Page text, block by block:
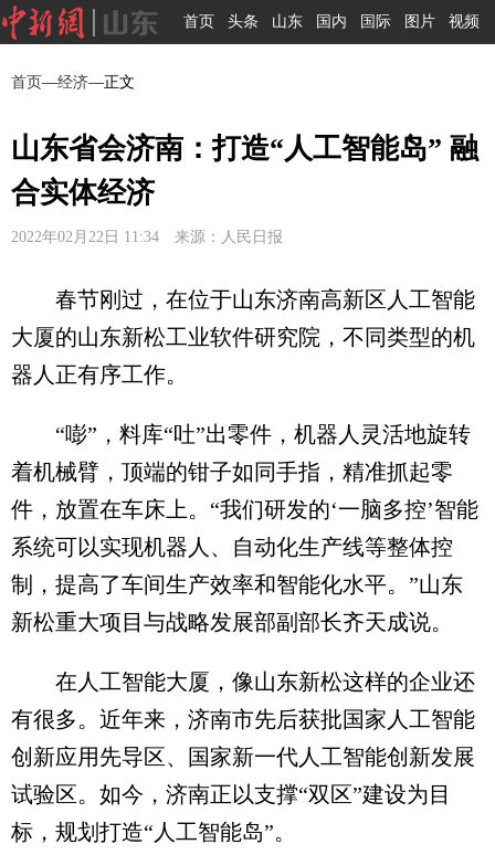
首页 头条 山东 国内 国际 图片 视频
首页—经济—正文
山东省会济南：打造“人工智能岛” 融
合实体经济
2022年02月22日 11:34 来源：人民日报
春节刚过，在位于山东济南高新区人工智能
大厦的山东新松工业软件研究院，不同类型的机
器人正有序工作。
“嘭”，料库“吐”出零件，机器人灵活地旋转
着机械臂，顶端的钳子如同手指，精准抓起零
件，放置在车床上。“我们研发的‘一脑多控’智能
系统可以实现机器人、自动化生产线等整体控
制，提高了车间生产效率和智能化水平。”山东
新松重大项目与战略发展部副部长齐天成说。
在人工智能大厦，像山东新松这样的企业还
有很多。近年来，济南市先后获批国家人工智能
创新应用先导区、国家新一代人工智能创新发展
试验区。如今，济南正以支撑“双区”建设为目
标，规划打造“人工智能岛”。